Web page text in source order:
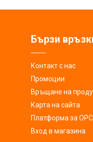
Бързи
Контакт с нас
Промоции
Връщане на
Карта на сайта
Платформа за ОРС
Вход в магазина